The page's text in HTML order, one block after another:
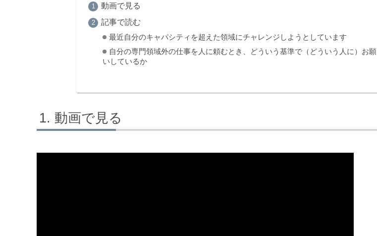
動画で見る
記事で読む
最近自分のキャパシティを超えた領域にチャレンジしようとしています
自分の専門領域外の仕事を人に頼むとき、どういう基準で（どういう人に）お願
いしているか
動画で見る